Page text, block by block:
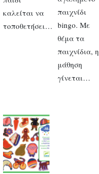
καλείται να
τοποθετήσει…
παιχνίδι
bingo. Με
θέμα τα
παιχνίδια, η
μάθηση
γίνεται…